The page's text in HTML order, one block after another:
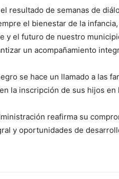
resultado de semanas de
el bienestar de la
y el futuro de nuestro
un acompañamiento
se hace un llamado a las
la inscripción de sus hijos
reafirma su
y oportunidades de